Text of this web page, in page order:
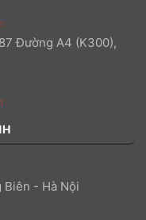
Đường A4 (K300),
Biên - Hà Nội